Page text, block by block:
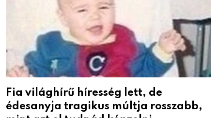
Fia világhírű híresség lett, de
édesanyja tragikus múltja rosszabb,